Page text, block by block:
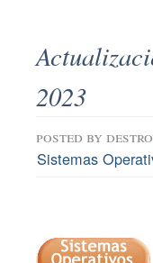
2023
posted by
Sistemas